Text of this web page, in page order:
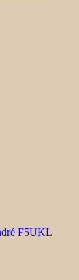
F5UKL